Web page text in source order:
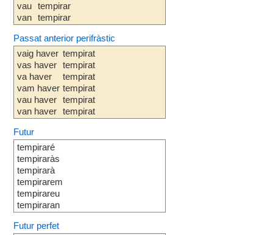
vau
van
tempirar
tempirar
Passat anterior perifràstic
vaig haver
vas haver
va haver
vam haver
vau haver
van haver
tempirat
tempirat
tempirat
tempirat
tempirat
tempirat
Futur
tempiraré
tempiraràs
tempirarà
tempirarem
tempirareu
tempiraran
Futur perfet